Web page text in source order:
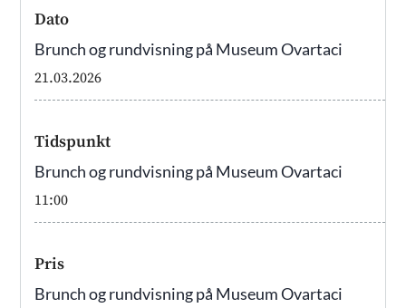
Dato
Brunch og rundvisning på Museum Ovartaci
21.03.2026
Tidspunkt
Brunch og rundvisning på Museum Ovartaci
11:00
Pris
Brunch og rundvisning på Museum Ovartaci